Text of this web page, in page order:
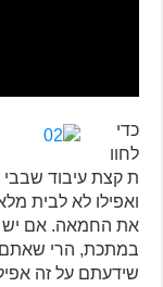
כדי
לחוו
ת קצת עיבוד שבבי
ואפילו לא לבית
את החמאה. אם יש
במתכת, הרי שאתם
שידעתם על זה